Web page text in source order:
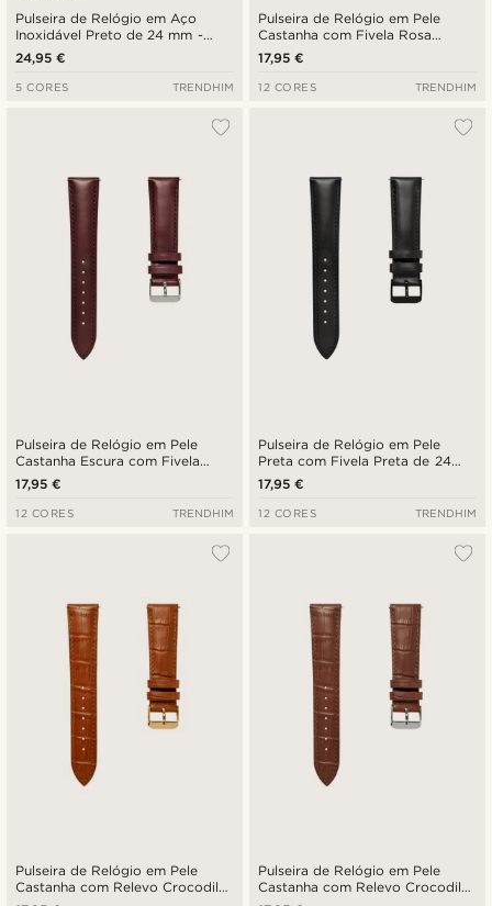
Pulseira de Relógio em Aço
Inoxidável Preto de 24 mm -
Libertação Rápida
24,95 €
5 CORES TRENDHIM
Pulseira de Relógio em Pele
Castanha com Fivela Rosa
Dourado de 24 mm - Libertação
Rápida
17,95 €
12 CORES TRENDHIM
Pulseira de Relógio em Pele
Castanha Escura com Fivela
Prateada de 24 mm - Libertação
Rápida
17,95 €
12 CORES TRENDHIM
Pulseira de Relógio em Pele
Preta com Fivela Preta de 24
mm - Libertação Rápida
17,95 €
12 CORES TRENDHIM
Pulseira de Relógio em Pele
Castanha com Relevo Crocodilo
Pulseira de Relógio em Pele
Castanha com Relevo Crocodilo